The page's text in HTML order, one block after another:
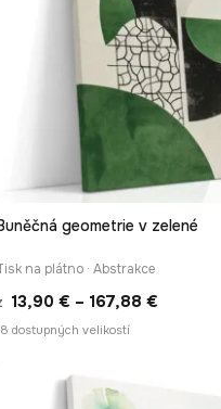
RYCHLÉ ZOBRAZENÍ
geometrie v zelené
na plátno · Abstrakce
13,90 € – 167,88 €
dostupných velikostí